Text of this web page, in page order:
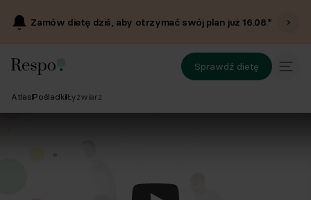
Zamów dietę dziś, aby otrzymać swój plan już16.08.*
Sprawdź dietę
Atlas PośladkiŁyżwiarz